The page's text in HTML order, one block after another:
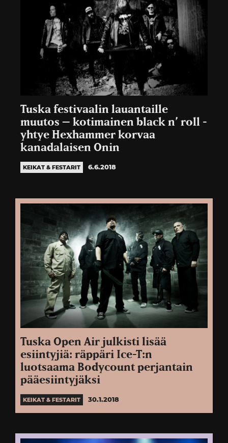
Tuska festivaalin lauantaille
muutos – kotimainen black n’ roll -
yhtye Hexhammer korvaa
kanadalaisen Onin
KEIKAT & FESTARIT 6.6.2018
Tuska Open Air julkisti lisää
esiintyjiä: räppäri Ice-T:n
luotsaama Bodycount perjantain
pääesiintyjäksi
KEIKAT & FESTARIT 30.1.2018